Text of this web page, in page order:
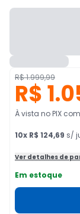
R$ 1.999,99
R$
À vista no PIX com
10x R$ 124,69 s/
Ver detalhes de
Em estoque